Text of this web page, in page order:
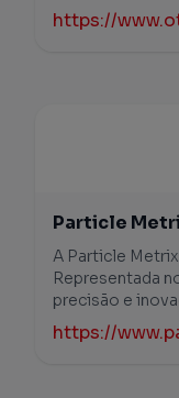
https://
Particle
A Particle
Representada
precisão e
https://